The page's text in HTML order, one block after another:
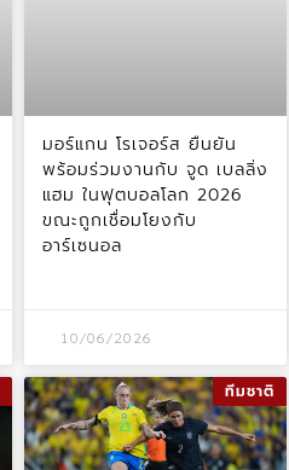
มอร์แกน โรเจอร์ส ยืนยัน
พร้อมร่วมงานกับ จูด เบลลิ่ง
แฮม ในฟุตบอลโลก 2026
ขณะถูกเชื่อมโยงกับ
อาร์เซนอล
10/06/2026
ทีมชาติ